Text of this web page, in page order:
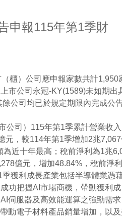
申報115年第1季財
櫃）公司應申報家數共計1,950
市公司永冠-KY(1589)未如期出
公司均已於規定期限內完成公
司）115年第1季累計營業收
元，較114年第1季增加2兆
為近十年最高；稅前淨利為1兆
億元，增加48.84%，稅前淨
獲利成長產業包括半導體業憑
功把握AI市場商機，帶動獲利成
伺服器及高效能運算之強勁需
動電子材料產品銷量增加，以